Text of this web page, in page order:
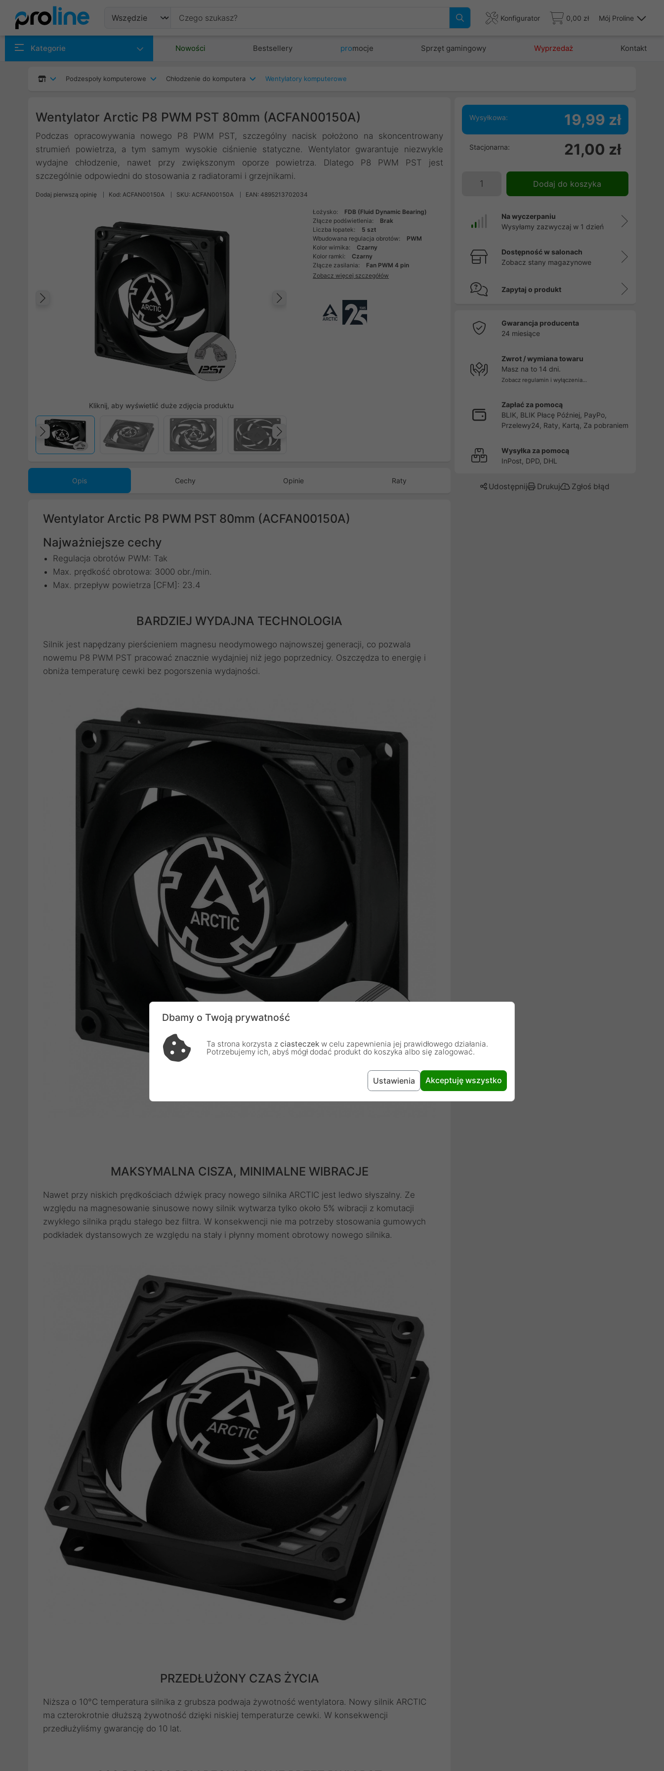
Konfigurator 0,00 zł Mój Proline
Kategorie Nowości Bestsellery promocje Sprzęt gamingowy Wyprzedaż Kontakt
Podzespoły komputerowe Chłodzenie do komputera Wentylatory komputerowe
Wentylator Arctic P8 PWM PST 80mm (ACFAN00150A)
Podczas opracowywania nowego P8 PWM PST, szczególny nacisk położono na skoncentrowany
strumień powietrza, a tym samym wysokie ciśnienie statyczne. Wentylator gwarantuje niezwykle
wydajne chłodzenie, nawet przy zwiększonym oporze powietrza. Dlatego P8 PWM PST jest
szczególnie odpowiedni do stosowania z radiatorami i grzejnikami.
Dodaj pierwszą opinię Kod: ACFAN00150A SKU: ACFAN00150A EAN: 4895213702034
Następny
Kliknij, aby wyświetlić duże zdjęcia produktu
Poprzedni
Łożysko:
FDB (Fluid Dynamic Bearing)
Złącze podświetlenia:
Brak
Liczba łopatek:
5 szt
Wbudowana regulacja obrotów:
PWM
Kolor wirnika:
Czarny
Kolor ramki:
Czarny
Złącze zasilania:
Fan PWM 4 pin
Zobacz więcej szczegółów
Opis Cechy Opinie Raty
Wentylator Arctic P8 PWM PST 80mm (ACFAN00150A)
Najważniejsze cechy
Regulacja obrotów PWM: Tak
Max. prędkość obrotowa: 3000 obr./min.
Max. przepływ powietrza [CFM]: 23.4
BARDZIEJ WYDAJNA TECHNOLOGIA
Silnik jest napędzany pierścieniem magnesu neodymowego najnowszej generacji, co pozwala
nowemu P8 PWM PST pracować znacznie wydajniej niż jego poprzednicy. Oszczędza to energię i
obniża temperaturę cewki bez pogorszenia wydajności.
MAKSYMALNA CISZA, MINIMALNE WIBRACJE
Nawet przy niskich prędkościach dźwięk pracy nowego silnika ARCTIC jest ledwo słyszalny. Ze
względu na magnesowanie sinusowe nowy silnik wytwarza tylko około 5% wibracji z komutacji
zwykłego silnika prądu stałego bez filtra. W konsekwencji nie ma potrzeby stosowania gumowych
podkładek dystansowych ze względu na stały i płynny moment obrotowy nowego silnika.
PRZEDŁUŻONY CZAS ŻYCIA
Niższa o 10°C temperatura silnika z grubsza podwaja żywotność wentylatora. Nowy silnik ARCTIC
ma czterokrotnie dłuższą żywotność dzięki niskiej temperaturze cewki. W konsekwencji
przedłużyliśmy gwarancję do 10 lat.
Wysyłkowa: 19,99 zł
Stacjonarna: 21,00 zł
Dodaj do koszyka
Na wyczerpaniu
Wysyłamy zazwyczaj w 1 dzień
Dostępność w salonach
Zobacz stany magazynowe
Zapytaj o produkt
Gwarancja producenta
24 miesiące
Zwrot / wymiana towaru
Masz na to 14 dni.
Zobacz regulamin i wyłączenia...
Zapłać za pomocą
BLIK, BLIK Płacę Później, PayPo,
Przelewy24, Raty, Kartą, Za pobraniem
Wysyłka za pomocą
InPost, DPD, DHL
Udostępnij Drukuj Zgłoś błąd
Dbamy o Twoją prywatność
Ta strona korzysta z ciasteczek w celu zapewnienia jej prawidłowego działania.
Potrzebujemy ich, abyś mógł dodać produkt do koszyka albo się zalogować.
Ustawienia Akceptuję wszystko